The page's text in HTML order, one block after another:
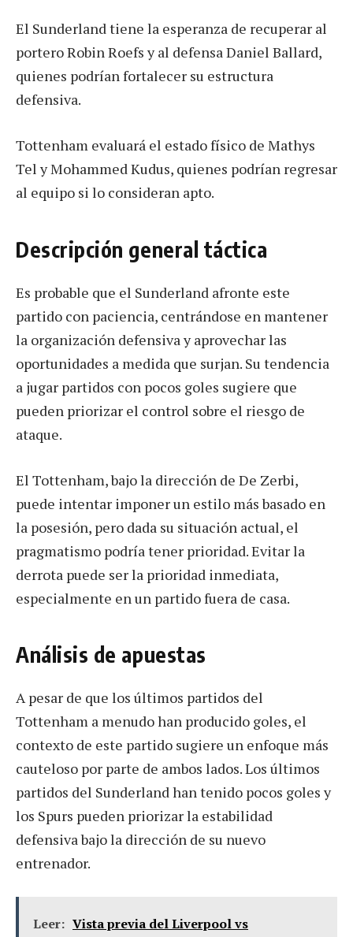
El Sunderland tiene la esperanza de recuperar al
portero Robin Roefs y al defensa Daniel Ballard,
quienes podrían fortalecer su estructura
defensiva.
Tottenham evaluará el estado físico de Mathys
Tel y Mohammed Kudus, quienes podrían regresar
al equipo si lo consideran apto.
Descripción general táctica
Es probable que el Sunderland afronte este
partido con paciencia, centrándose en mantener
la organización defensiva y aprovechar las
oportunidades a medida que surjan. Su tendencia
a jugar partidos con pocos goles sugiere que
pueden priorizar el control sobre el riesgo de
ataque.
El Tottenham, bajo la dirección de De Zerbi,
puede intentar imponer un estilo más basado en
la posesión, pero dada su situación actual, el
pragmatismo podría tener prioridad. Evitar la
derrota puede ser la prioridad inmediata,
especialmente en un partido fuera de casa.
Análisis de apuestas
A pesar de que los últimos partidos del
Tottenham a menudo han producido goles, el
contexto de este partido sugiere un enfoque más
cauteloso por parte de ambos lados. Los últimos
partidos del Sunderland han tenido pocos goles y
los Spurs pueden priorizar la estabilidad
defensiva bajo la dirección de su nuevo
entrenador.
Leer: Vista previa del Liverpool vs